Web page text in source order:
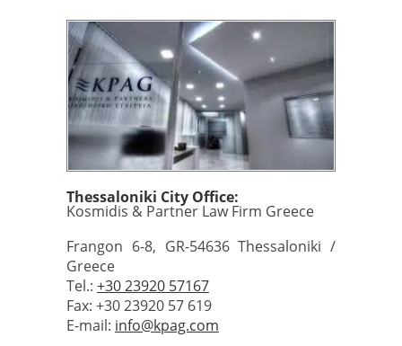
Thessaloniki City Office:
Kosmidis & Partner Law Firm Greece
Frangon 6-8, GR-54636 Thessaloniki /
Greece
Tel.: +30 23920 57167
Fax: +30 23920 57 619
E-mail: info@kpag.com